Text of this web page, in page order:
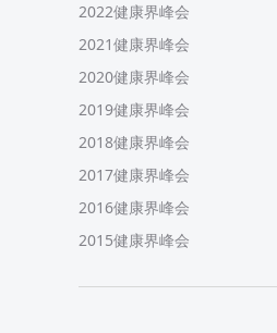
2022健康界峰会
2021健康界峰会
2020健康界峰会
2019健康界峰会
2018健康界峰会
2017健康界峰会
2016健康界峰会
2015健康界峰会